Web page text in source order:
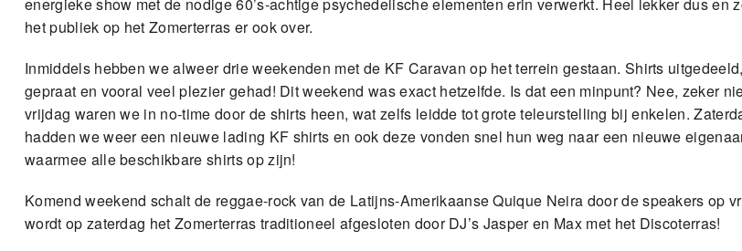
het publiek op het Zomerterras er ook over.
Inmiddels hebben we alweer drie weekenden met de KF Caravan op het terrein gestaan. Shirts
gepraat en vooral veel plezier gehad! Dit weekend was exact hetzelfde. Is dat een minpunt? Nee, zeker
vrijdag waren we in no-time door de shirts heen, wat zelfs leidde tot grote teleurstelling bij enkelen.
hadden we weer een nieuwe lading KF shirts en ook deze vonden snel hun weg naar een nieuwe
waarmee alle beschikbare shirts op zijn!
Komend weekend schalt de reggae-rock van de Latijns-Amerikaanse Quique Neira door de speakers op
wordt op zaterdag het Zomerterras traditioneel afgesloten door DJ’s Jasper en Max met het Discoterras!